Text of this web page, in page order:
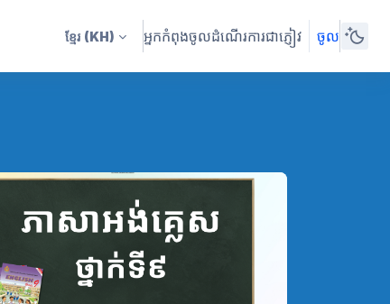
ខ្មែរ (KH) អ្នកកំពុងចូលដំណើរការជាភ្ញៀវ ចូល